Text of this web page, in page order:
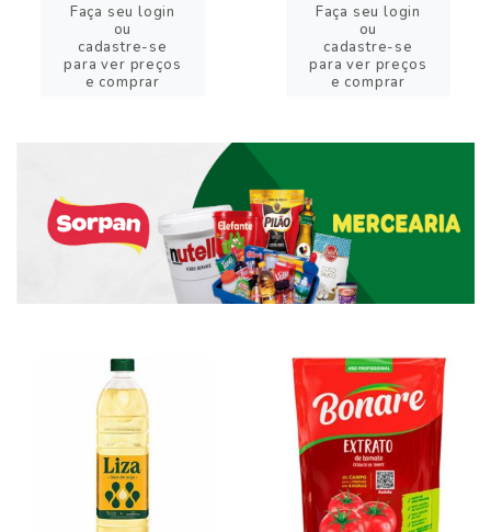
Faça seu login
ou
cadastre-se
para ver preços
e comprar
Faça seu login
ou
cadastre-se
para ver preços
e comprar